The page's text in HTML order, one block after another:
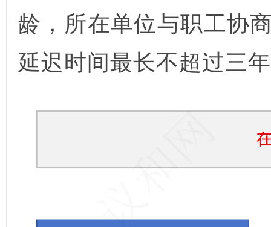
龄，所在单位与职工协
延迟时间最长不超过三